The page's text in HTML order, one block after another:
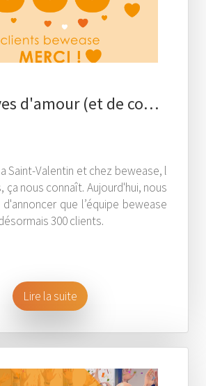
d'amour (et de co…
Saint-Valentin et chez bewease, l
ça nous connaît. Aujourd'hui, nous
que l’équipe bewease
300 clients.
Lire la suite